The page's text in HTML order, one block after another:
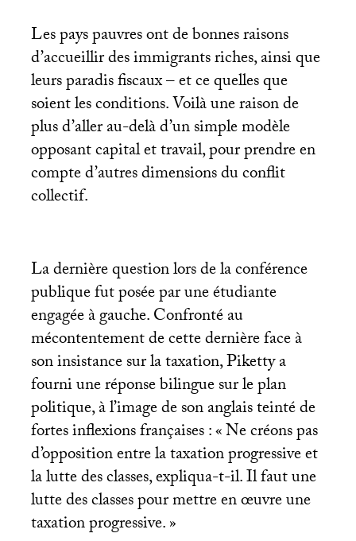
Les pays pauvres ont de bonnes raisons
d’accueillir des immigrants riches, ainsi que
leurs paradis fiscaux – et ce quelles que
soient les conditions. Voilà une raison de
plus d’aller au-delà d’un simple modèle
opposant capital et travail, pour prendre en
compte d’autres dimensions du conflit
collectif.
La dernière question lors de la conférence
publique fut posée par une étudiante
engagée à gauche. Confronté au
mécontentement de cette dernière face à
son insistance sur la taxation, Piketty a
fourni une réponse bilingue sur le plan
politique, à l’image de son anglais teinté de
fortes inflexions françaises : «Ne créons pas
d’opposition entre la taxation progressive et
la lutte des classes, expliqua-t-il. Il faut une
lutte des classes pour mettre en œuvre une
taxation progressive.»